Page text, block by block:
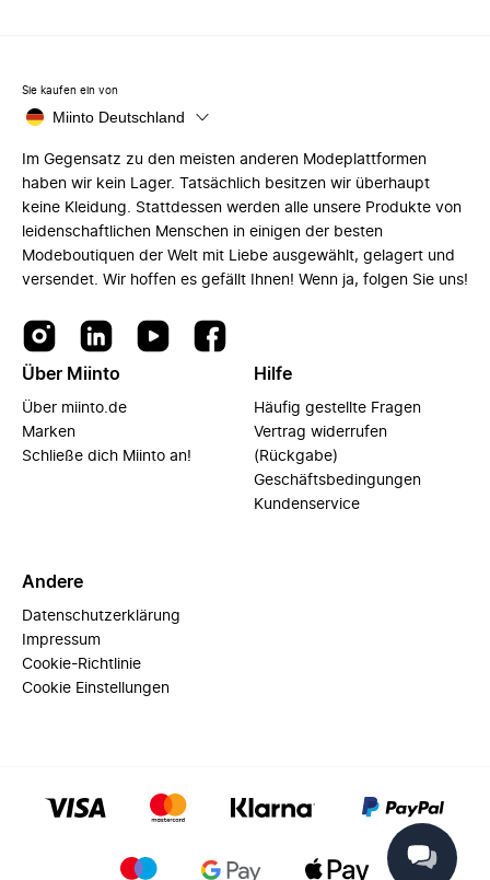
Sie kaufen ein von
Miinto Deutschland
Im Gegensatz zu den meisten anderen Modeplattformen
haben wir kein Lager. Tatsächlich besitzen wir überhaupt
keine Kleidung. Stattdessen werden alle unsere Produkte von
leidenschaftlichen Menschen in einigen der besten
Modeboutiquen der Welt mit Liebe ausgewählt, gelagert und
versendet. Wir hoffen es gefällt Ihnen! Wenn ja, folgen Sie uns!
Über Miinto
Über miinto.de
Marken
Schließe dich Miinto an!
Hilfe
Häufig gestellte Fragen
Vertrag widerrufen
(Rückgabe)
Geschäftsbedingungen
Kundenservice
Andere
Datenschutzerklärung
Impressum
Cookie-Richtlinie
Cookie Einstellungen